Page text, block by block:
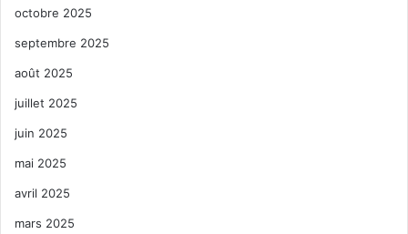
octobre 2025
septembre 2025
août 2025
juillet 2025
juin 2025
mai 2025
avril 2025
mars 2025